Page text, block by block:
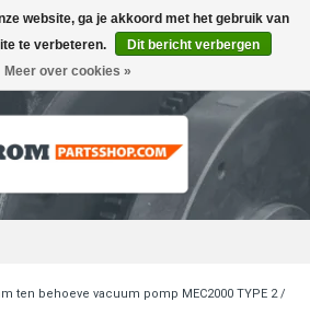
ten behoeve vacuum pomp MEC2000 TYPE 2 /
website, ga je akkoord met het gebruik van
te verbeteren.
Dit bericht verbergen
Meer over cookies »